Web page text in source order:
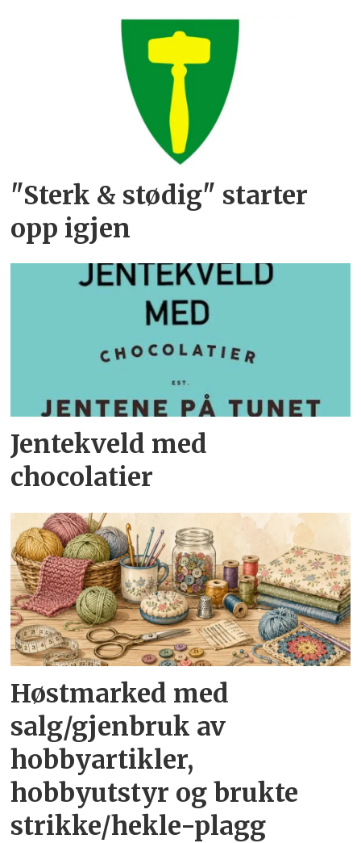
"Sterk & stødig" starter
opp igjen
Jentekveld med
chocolatier
Høstmarked med
salg/gjenbruk av
hobbyartikler,
hobbyutstyr og brukte
strikke/hekle-plagg